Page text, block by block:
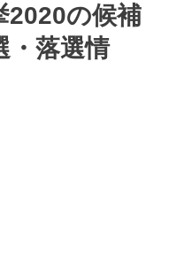
2020の候補
・落選情